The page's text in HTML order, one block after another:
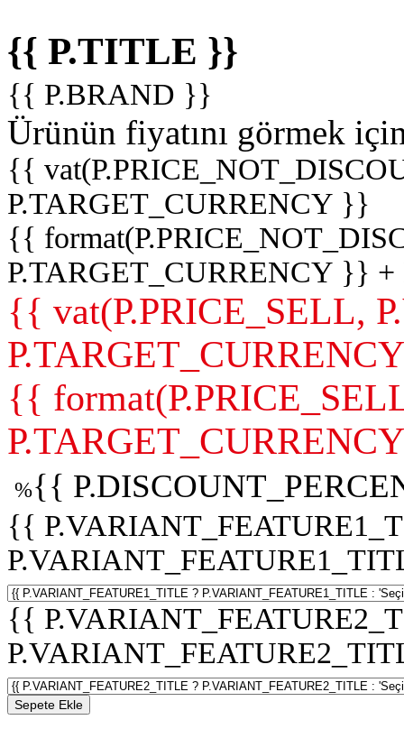
{{ P.TITLE }}
{{ P.BRAND }}
Ürünün fiyatını görmek
{{
P.TARGET_CURRENCY }}
{{
P.TARGET_CURRENCY }}
{{ vat(P.PRICE_SELL,
{{
%{{
{{
{{
Sepete Ekle